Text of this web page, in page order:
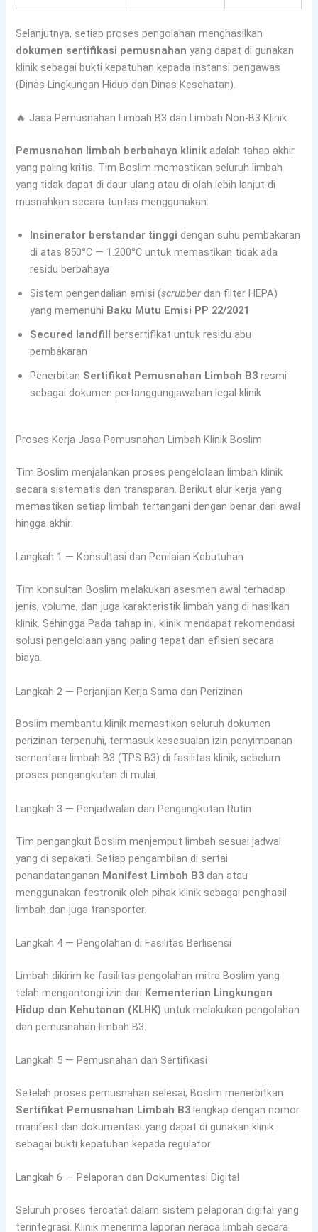
Selanjutnya, setiap proses pengolahan menghasilkan
dokumen sertifikasi pemusnahan yang dapat di gunakan
klinik sebagai bukti kepatuhan kepada instansi pengawas
(Dinas Lingkungan Hidup dan Dinas Kesehatan).
🔥 Jasa Pemusnahan Limbah B3 dan Limbah Non-B3 Klinik
Pemusnahan limbah berbahaya klinik adalah tahap akhir
yang paling kritis. Tim Boslim memastikan seluruh limbah
yang tidak dapat di daur ulang atau di olah lebih lanjut di
musnahkan secara tuntas menggunakan:
Insinerator berstandar tinggi dengan suhu pembakaran
di atas 850°C — 1.200°C untuk memastikan tidak ada
residu berbahaya
Sistem pengendalian emisi (scrubber dan filter HEPA)
yang memenuhi Baku Mutu Emisi PP 22/2021
Secured landfill bersertifikat untuk residu abu
pembakaran
Penerbitan Sertifikat Pemusnahan Limbah B3 resmi
sebagai dokumen pertanggungjawaban legal klinik
Proses Kerja Jasa Pemusnahan Limbah Klinik Boslim
Tim Boslim menjalankan proses pengelolaan limbah klinik
secara sistematis dan transparan. Berikut alur kerja yang
memastikan setiap limbah tertangani dengan benar dari awal
hingga akhir:
Langkah 1 — Konsultasi dan Penilaian Kebutuhan
Tim konsultan Boslim melakukan asesmen awal terhadap
jenis, volume, dan juga karakteristik limbah yang di hasilkan
klinik. Sehingga Pada tahap ini, klinik mendapat rekomendasi
solusi pengelolaan yang paling tepat dan efisien secara
biaya.
Langkah 2 — Perjanjian Kerja Sama dan Perizinan
Boslim membantu klinik memastikan seluruh dokumen
perizinan terpenuhi, termasuk kesesuaian izin penyimpanan
sementara limbah B3 (TPS B3) di fasilitas klinik, sebelum
proses pengangkutan di mulai.
Langkah 3 — Penjadwalan dan Pengangkutan Rutin
Tim pengangkut Boslim menjemput limbah sesuai jadwal
yang di sepakati. Setiap pengambilan di sertai
penandatanganan Manifest Limbah B3 dan atau
menggunakan festronik oleh pihak klinik sebagai penghasil
limbah dan juga transporter.
Langkah 4 — Pengolahan di Fasilitas Berlisensi
Limbah dikirim ke fasilitas pengolahan mitra Boslim yang
telah mengantongi izin dari Kementerian Lingkungan
Hidup dan Kehutanan (KLHK) untuk melakukan pengolahan
dan pemusnahan limbah B3.
Langkah 5 — Pemusnahan dan Sertifikasi
Setelah proses pemusnahan selesai, Boslim menerbitkan
Sertifikat Pemusnahan Limbah B3 lengkap dengan nomor
manifest dan dokumentasi yang dapat di gunakan klinik
sebagai bukti kepatuhan kepada regulator.
Langkah 6 — Pelaporan dan Dokumentasi Digital
Seluruh proses tercatat dalam sistem pelaporan digital yang
terintegrasi. Klinik menerima laporan neraca limbah secara